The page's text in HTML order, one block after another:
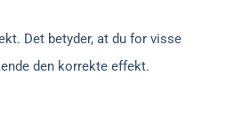
Det betyder, at du for visse
den korrekte effekt.